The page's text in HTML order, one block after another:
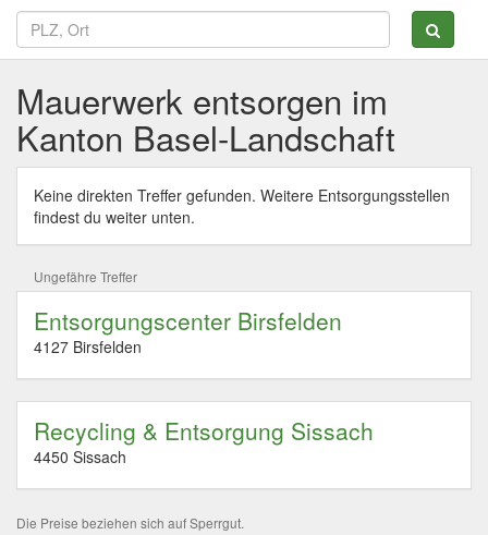
Mauerwerk entsorgen im
Kanton Basel-Landschaft
Keine direkten Treffer gefunden. Weitere Entsorgungsstellen
findest du weiter unten.
Ungefähre Treffer
Entsorgungscenter Birsfelden
4127 Birsfelden
Recycling & Entsorgung Sissach
4450 Sissach
Die Preise beziehen sich auf Sperrgut.